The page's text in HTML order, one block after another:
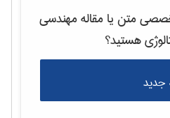
متن یا مقالهمهندسی
هستید؟